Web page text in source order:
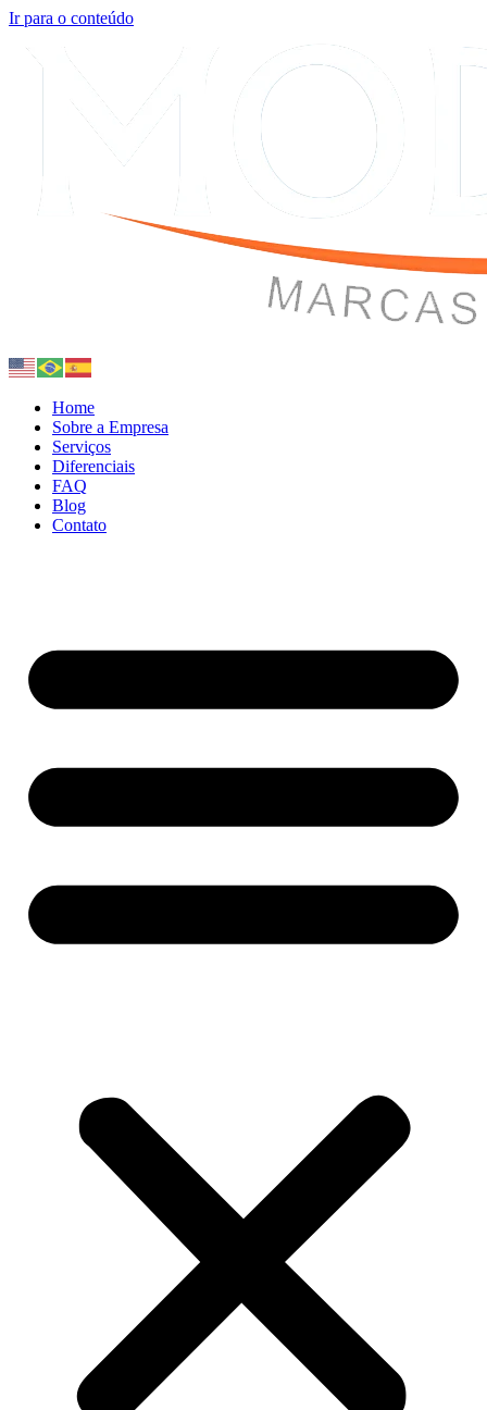
Ir para o conteúdo
Home
Sobre a Empresa
Serviços
Diferenciais
FAQ
Blog
Contato